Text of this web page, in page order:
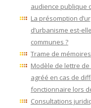
audience publique
La présomption
d’urbanisme est-
communes ?
Trame de
Modèle de lettre
agréé en cas de
fonctionnaire lors
Consultations